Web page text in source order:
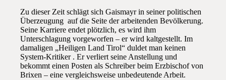
Zu dieser Zeit schlägt sich Gaismayr in seiner politischen
Überzeugung auf die Seite der arbeitenden Bevölkerung.
Seine Karriere endet plötzlich, es wird ihm
Unterschlagung vorgeworfen – er wird kaltgestellt. Im
damaligen „Heiligen Land Tirol“ duldet man keinen
System-Kritiker . Er verliert seine Anstellung und
bekommt einen Posten als Schreiber beim Erzbischof von
Brixen – eine vergleichsweise unbedeutende Arbeit.